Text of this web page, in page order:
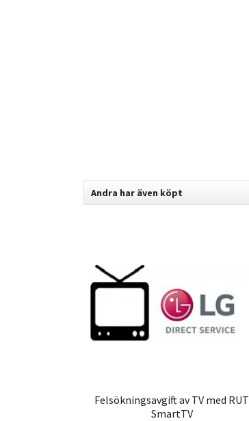
Andra har även köpt
Felsökningsavgift av TV med RUT
SmartTV